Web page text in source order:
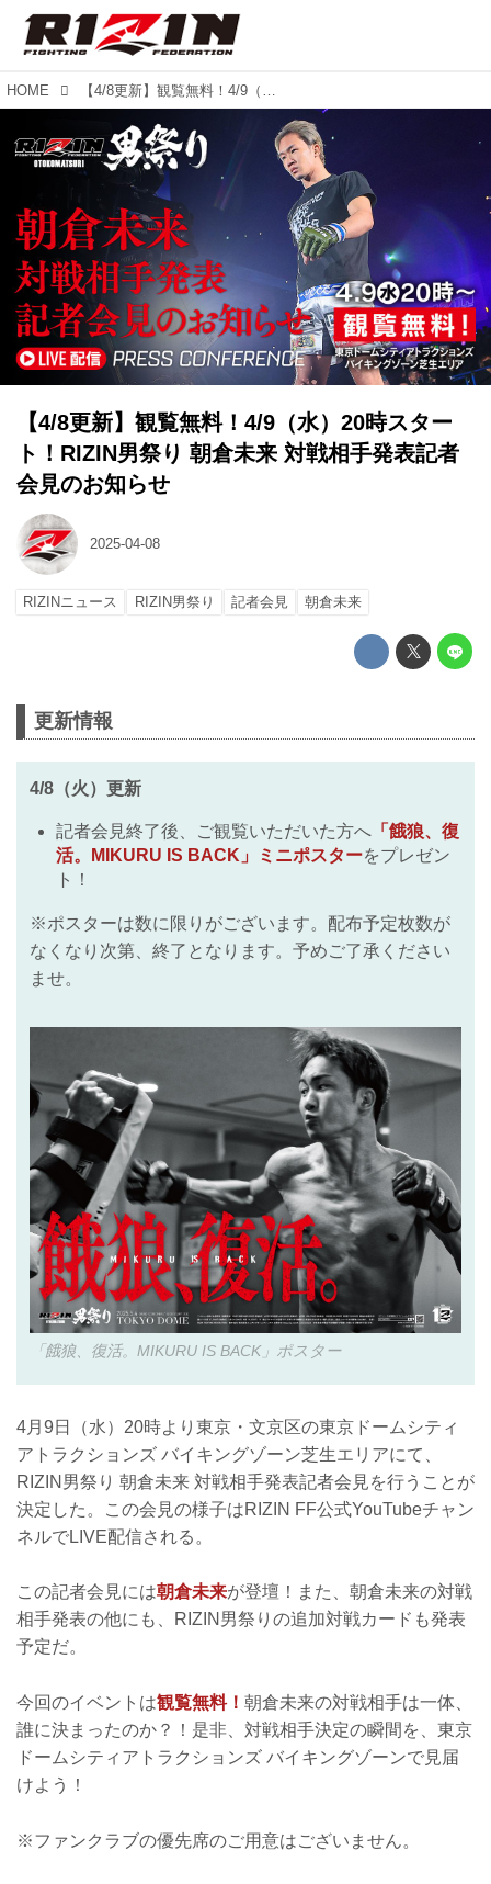
HOME 【4/8更新】観覧無料！4/9（水）20時スタート！RIZIN男祭り 朝倉未来 対戦相手発表記者会見のお知らせ
【4/8更新】観覧無料！4/9（水）20時スター
ト！RIZIN男祭り 朝倉未来 対戦相手発表記者
会見のお知らせ
2025-04-08
RIZINニュース RIZIN男祭り 記者会見 朝倉未来
更新情報
4/8（火）更新
記者会見終了後、ご観覧いただいた方へ 「餓狼、復
活。MIKURU IS BACK」ミニポスターをプレゼン
ト！
※ポスターは数に限りがございます。配布予定枚数が
なくなり次第、終了となります。予めご了承ください
ませ。
「餓狼、復活。MIKURU IS BACK」ポスター
4月9日（水）20時より東京・文京区の東京ドームシティ
アトラクションズ バイキングゾーン芝生エリアにて、
RIZIN男祭り 朝倉未来 対戦相手発表記者会見を行うことが
決定した。この会見の様子はRIZIN FF公式YouTubeチャン
ネルでLIVE配信される。
この記者会見には朝倉未来が登壇！また、朝倉未来の対戦
相手発表の他にも、RIZIN男祭りの追加対戦カードも発表
予定だ。
今回のイベントは観覧無料！ 朝倉未来の対戦相手は一体、
誰に決まったのか？！是非、対戦相手決定の瞬間を、東京
ドームシティアトラクションズ バイキングゾーンで見届
けよう！
※ファンクラブの優先席のご用意はございません。